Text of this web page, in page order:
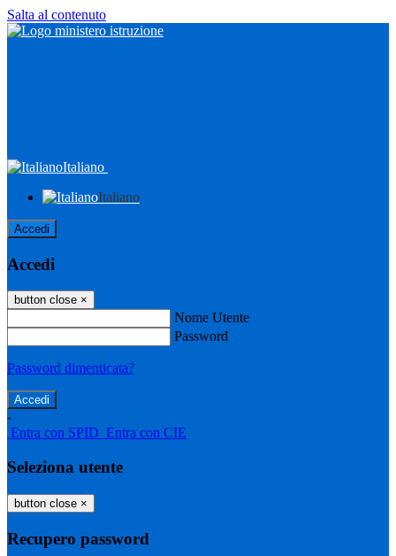
Salta al contenuto
Italiano
Italiano
Accedi
Accedi
button close ×
Nome Utente
Password
Password dimenticata?
-
Entra con SPID Entra con CIE
Seleziona utente
button close ×
Recupero password